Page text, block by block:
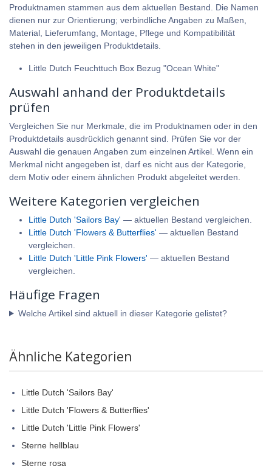
Produktnamen stammen aus dem aktuellen Bestand. Die Namen
dienen nur zur Orientierung; verbindliche Angaben zu Maßen,
Material, Lieferumfang, Montage, Pflege und Kompatibilität
stehen in den jeweiligen Produktdetails.
Little Dutch Feuchttuch Box Bezug "Ocean White"
Auswahl anhand der Produktdetails
prüfen
Vergleichen Sie nur Merkmale, die im Produktnamen oder in den
Produktdetails ausdrücklich genannt sind. Prüfen Sie vor der
Auswahl die genauen Angaben zum einzelnen Artikel. Wenn ein
Merkmal nicht angegeben ist, darf es nicht aus der Kategorie,
dem Motiv oder einem ähnlichen Produkt abgeleitet werden.
Weitere Kategorien vergleichen
Little Dutch 'Sailors Bay' — aktuellen Bestand vergleichen.
Little Dutch 'Flowers & Butterflies' — aktuellen Bestand
vergleichen.
Little Dutch 'Little Pink Flowers' — aktuellen Bestand
vergleichen.
Häufige Fragen
Welche Artikel sind aktuell in dieser Kategorie gelistet?
Ähnliche Kategorien
Little Dutch 'Sailors Bay'
Little Dutch 'Flowers & Butterflies'
Little Dutch 'Little Pink Flowers'
Sterne hellblau
Sterne rosa